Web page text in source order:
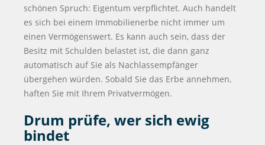
schönen Spruch: Eigentum verpflichtet. Auch handelt
es sich bei einem Immobilienerbe nicht immer um
einen Vermögenswert. Es kann auch sein, dass der
Besitz mit Schulden belastet ist, die dann ganz
automatisch auf Sie als Nachlassempfänger
übergehen würden. Sobald Sie das Erbe annehmen,
haften Sie mit Ihrem Privatvermögen.
Drum prüfe, wer sich ewig
bindet